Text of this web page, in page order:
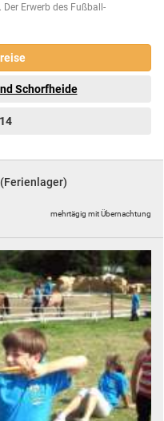
Erwerb des Fußball-
Schorfheide
mehrtägig mit Übernachtung